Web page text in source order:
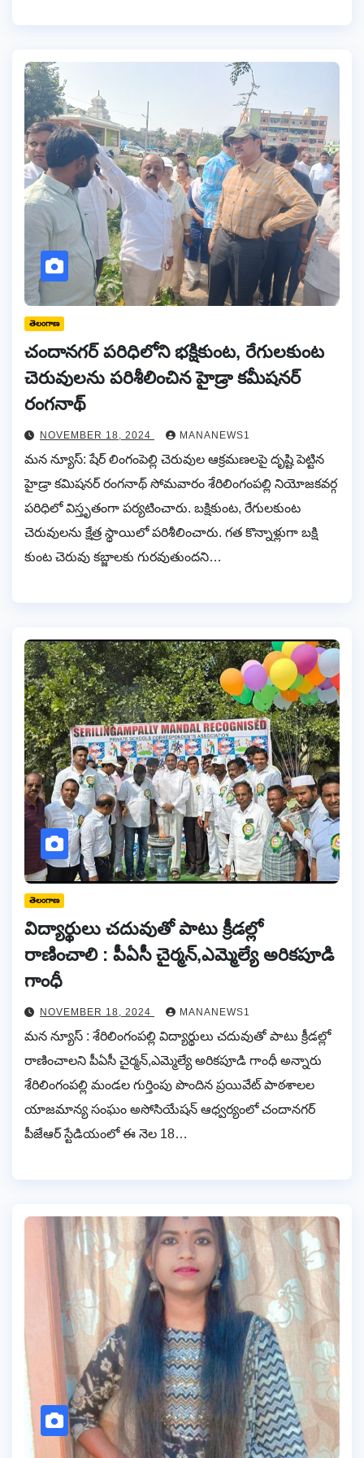
తెలంగాణ
చందానగర్‌ పరిధిలోని భక్షికుంట, రేగులకుంట
చెరువులను పరిశీలించిన హైడ్రా కమీషనర్
రంగనాథ్
NOVEMBER 18, 2024 MANANEWS1
మన న్యూస్: షేర్ లింగంపెల్లి చెరువుల ఆక్రమణలపై దృష్టి పెట్టిన
హైడ్రా కమిషనర్ రంగనాథ్ సోమవారం శేరిలింగంపల్లి నియోజకవర్గ
పరిధిలో విస్తృతంగా పర్యటించారు. బక్షికుంట, రేగులకుంట
చెరువులను క్షేత్ర స్థాయిలో పరిశీలించారు. గత కొన్నాళ్లుగా బక్షి
కుంట చెరువు కబ్జాలకు గురవుతుందని…
తెలంగాణ
విద్యార్థులు చదువుతో పాటు క్రీడల్లో
రాణించాలి : పీఏసీ చైర్మన్,ఎమ్మెల్యే అరికపూడి
గాంధీ
NOVEMBER 18, 2024 MANANEWS1
మన న్యూస్ : శేరిలింగంపల్లి విద్యార్థులు చదువుతో పాటు క్రీడల్లో
రాణించాలని పీఏసీ చైర్మన్,ఎమ్మెల్యే అరికపూడి గాంధీ అన్నారు
శేరిలింగంపల్లి మండల గుర్తింపు పొందిన ప్రయివేట్ పాఠశాలల
యాజమాన్య సంఘం అసోసియేషన్ ఆధ్వర్యంలో చందానగర్
పీజేఆర్ స్టేడియంలో ఈ నెల 18…